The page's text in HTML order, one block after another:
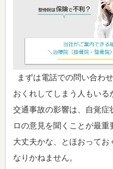
まずは電話での問い合わ
おくれしてしまう人もいる
交通事故の影響は、自覚
ロの意見を聞くことが最重
大丈夫かな、とほおってお
なりかねません。